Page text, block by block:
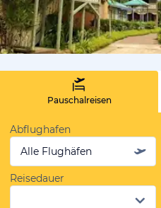
Pauschalreisen
Abflughafen
Alle Flughäfen
Reisedauer